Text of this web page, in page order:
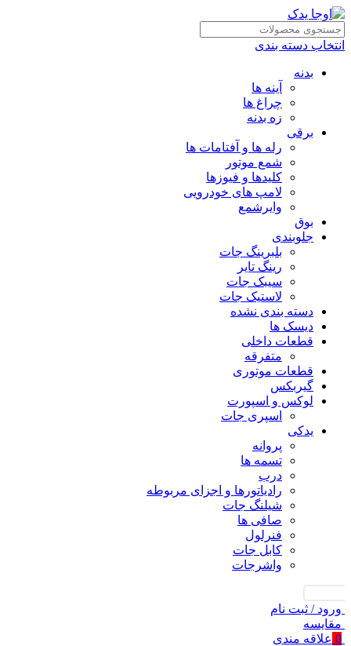
انتخاب دسته بندی
بدنه
آینه ها
چراغ ها
زه بدنه
برقی
رله ها و آفتامات ها
شمع موتور
کلیدها و فیوزها
لامپ های خودرویی
وایرشمع
بوق
جلوبندی
بلبرینگ جات
رینگ تایر
سیبک جات
لاستیک جات
دسته بندی نشده
دیسک ها
قطعات داخلی
متفرقه
قطعات موتوری
گیربکس
لوکس و اسپورت
اسپری جات
یدکی
پروانه
تسمه ها
درب
رادیاتورها و اجزای مربوطه
شیلنگ جات
صافی ها
فنرلول
کابل جات
واشرجات
ورود / ثبت نام
مقايسه
0 علاقه مندی